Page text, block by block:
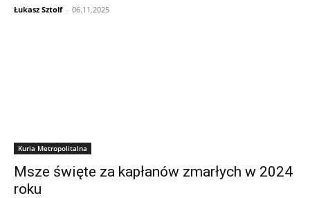
Łukasz Sztolf - 06.11.2025
Kuria Metropolitalna
Msze święte za kapłanów zmarłych w 2024
roku